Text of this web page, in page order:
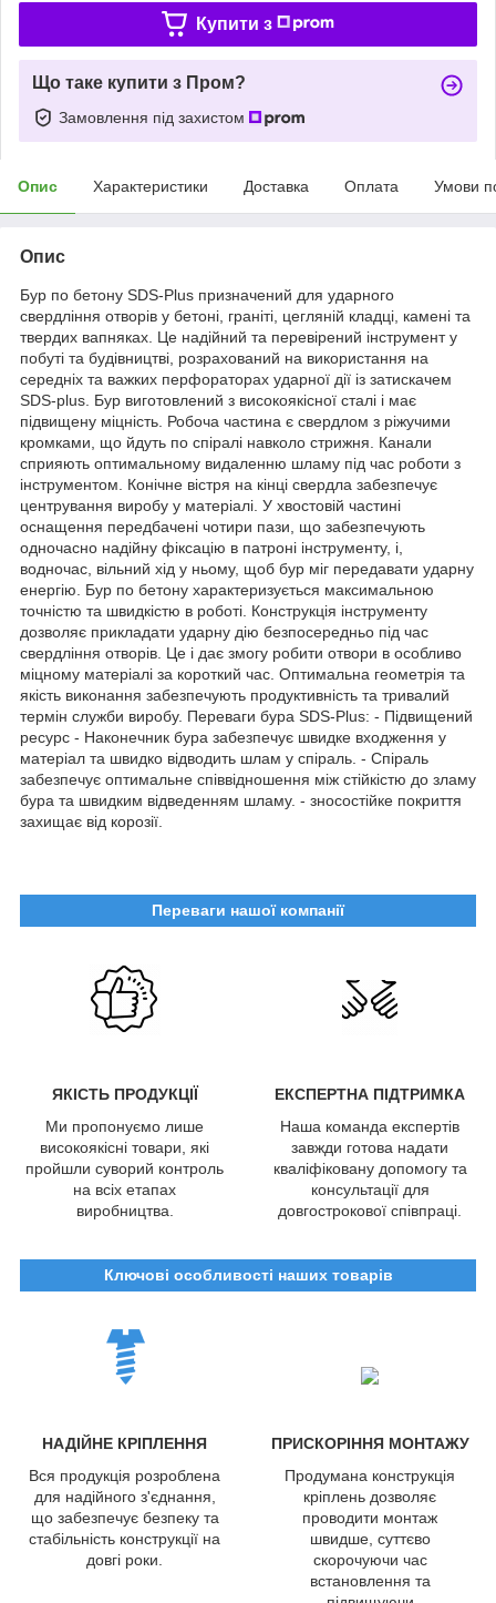
Купити з
Що таке купити з Пром?
Замовлення під захистом
Опис Характеристики Доставка Оплата Умови
Опис
Бур по бетону SDS-Plus призначений для ударного
свердління отворів у бетоні, граніті, цегляній кладці, камені та
твердих вапняках. Це надійний та перевірений інструмент у
побуті та будівництві, розрахований на використання на
середніх та важких перфораторах ударної дії із затискачем
SDS-plus. Бур виготовлений з високоякісної сталі і має
підвищену міцність. Робоча частина є свердлом з ріжучими
кромками, що йдуть по спіралі навколо стрижня. Канали
сприяють оптимальному видаленню шламу під час роботи з
інструментом. Конічне вістря на кінці свердла забезпечує
центрування виробу у матеріалі. У хвостовій частині
оснащення передбачені чотири пази, що забезпечують
одночасно надійну фіксацію в патроні інструменту, і,
водночас, вільний хід у ньому, щоб бур міг передавати ударну
енергію. Бур по бетону характеризується максимальною
точністю та швидкістю в роботі. Конструкція інструменту
дозволяє прикладати ударну дію безпосередньо під час
свердління отворів. Це і дає змогу робити отвори в особливо
міцному матеріалі за короткий час. Оптимальна геометрія та
якість виконання забезпечують продуктивність та тривалий
термін служби виробу. Переваги бура SDS-Plus: - Підвищений
ресурс - Наконечник бура забезпечує швидке входження у
матеріал та швидко відводить шлам у спіраль. - Спіраль
забезпечує оптимальне співвідношення між стійкістю до зламу
бура та швидким відведенням шламу. - зносостійке покриття
захищає від корозії.
Переваги нашої компанії
ЯКІСТЬ ПРОДУКЦІЇ
ЕКСПЕРТНА ПІДТРИМКА
Ми пропонуємо лише
високоякісні товари, які
пройшли суворий контроль
на всіх етапах
виробництва.
Наша команда експертів
завжди готова надати
кваліфіковану допомогу та
консультації для
довгострокової співпраці.
Ключові особливості наших товарів
НАДІЙНЕ КРІПЛЕННЯ
ПРИСКОРІННЯ МОНТАЖУ
Вся продукція розроблена
для надійного з'єднання,
що забезпечує безпеку та
стабільність конструкції на
довгі роки.
Продумана конструкція
кріплень дозволяє
проводити монтаж
швидше, суттєво
скорочуючи час
встановлення та